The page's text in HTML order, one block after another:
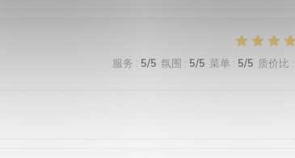
服务 : 5/5 氛围 : 5/5 菜单 : 5/5 质价比 :